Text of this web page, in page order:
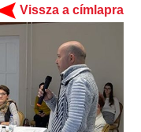
Vissza a címlapra